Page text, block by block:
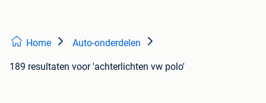
Home Auto-onderdelen
189 resultaten voor 'achterlichten vw polo'